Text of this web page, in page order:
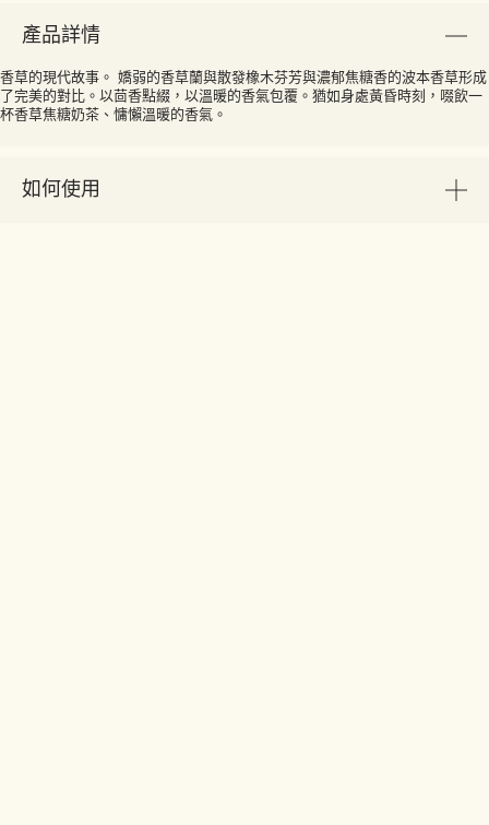
產品詳情
香草的現代故事。 嬌弱的香草蘭與散發橡木芬芳與濃郁焦糖香的波本香草形成
了完美的對比。以茴香點綴，以溫暖的香氣包覆。猶如身處黃昏時刻，啜飲一
杯香草焦糖奶茶、慵懶溫暖的香氣。
如何使用